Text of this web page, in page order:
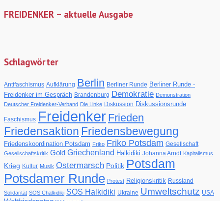
FREIDENKER – aktuelle Ausgabe
Schlagwörter
Antifaschismus Aufklärung Berlin Berliner Runde Berliner Runde -
Freidenker im Gespräch Brandenburg Demokratie Demonstration
Deutscher Freidenker-Verband Die Linke Diskussion Diskussionsrunde
Faschismus Freidenker Frieden
Friedensaktion Friedensbewegung
Friedenskoordination Potsdam Friko Friko Potsdam Gesellschaft
Gesellschaftskritik Gold Griechenland Halkidiki Johanna Arndt Kapitalismus
Krieg Kultur Musik Ostermarsch Politik Potsdam
Potsdamer Runde Protest Religionskritik Russland
Solidarität SOS Chalkidiki SOS Halkidiki Ukraine Umweltschutz USA